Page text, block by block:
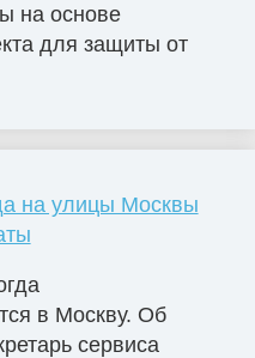
на основе
для защиты от
на улицы Москвы
в Москву. Об
сервиса